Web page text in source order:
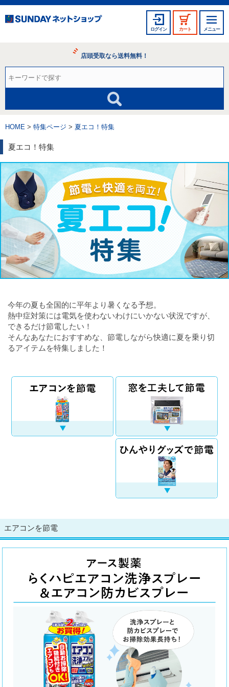
ログイン カート メニュー
店頭受取なら送料無料！
HOME 特集ページ 夏エコ！特集
夏エコ！特集
今年の夏も全国的に平年より暑くなる予想。
熱中症対策には電気を使わないわけにいかない状況ですが、
できるだけ節電したい！
そんなあなたにおすすめな、節電しながら快適に夏を乗り切
るアイテムを特集しました！
エアコンを節電